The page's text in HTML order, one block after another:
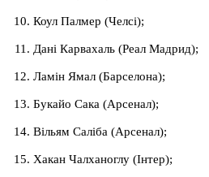
Коул Палмер (Челсі);
Дані Карвахаль (Реал Мадрид);
Ламін Ямал (Барселона);
Букайо Сака (Арсенал);
Вільям Саліба (Арсенал);
Хакан Чалханоглу (Інтер);